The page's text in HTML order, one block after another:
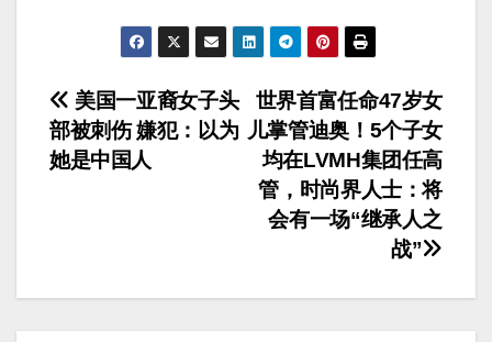
文
章
世界首富任命47岁女
儿掌管迪奥！5个子女
均在LVMH集团任高
管，时尚界人士：将
会有一场“继承人之
战”
美国一亚裔女子头
部被刺伤 嫌犯：以为
她是中国人